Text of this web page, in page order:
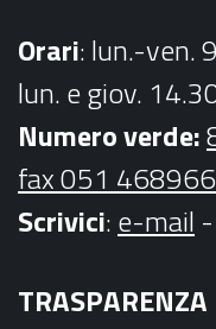
Orari: lun.-ven.
lun. e giov.
Numero verde:
fax 051
Scrivici:e-mail -
TRASPARENZA